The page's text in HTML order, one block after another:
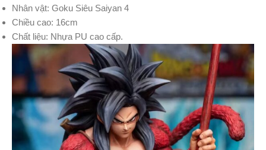
Nhân vật: Goku Siêu Saiyan 4
Chiều cao: 16cm
Chất liệu: Nhựa PU cao cấp.